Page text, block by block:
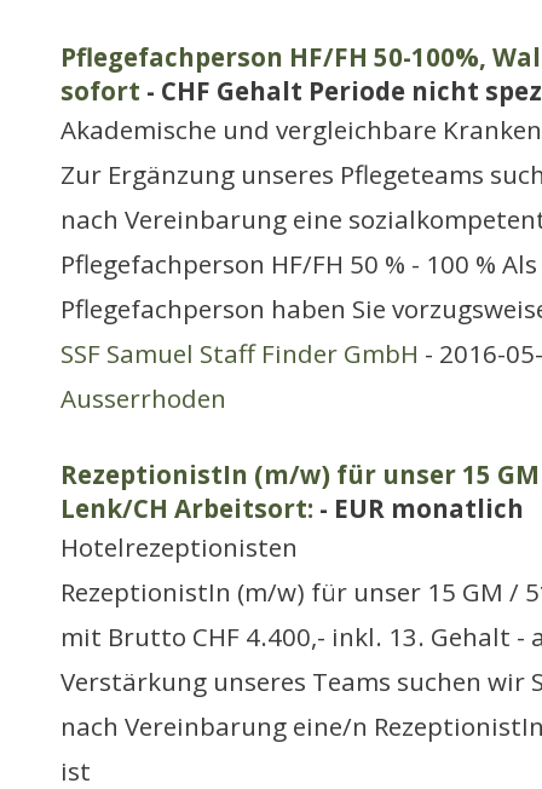
Pflegefachperson HF/FH 50-100%,
sofort - CHF Gehalt Periode nicht
Akademische und vergleichbare
Zur Ergänzung unseres Pflegeteams
nach Vereinbarung eine
Pflegefachperson HF/FH 50 % - 100 %
Pflegefachperson haben Sie
SSF Samuel Staff Finder GmbH - 2016-
Ausserrhoden
RezeptionistIn (m/w) für unser 15
Lenk/CH Arbeitsort: - EUR monatlich
Hotelrezeptionisten
RezeptionistIn (m/w) für unser 15 GM /
mit Brutto CHF 4.400,- inkl. 13. Gehalt -
Verstärkung unseres Teams suchen wir
nach Vereinbarung eine/n
ist